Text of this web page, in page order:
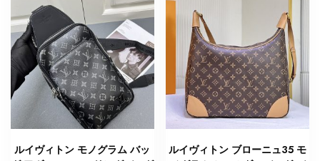
ルイヴィトン モノグラム バッ
ルイヴィトン ブローニュ35 モ